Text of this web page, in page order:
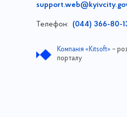
Телефон: (044) 366-80-
Компанія «Kitsoft» –
порталу